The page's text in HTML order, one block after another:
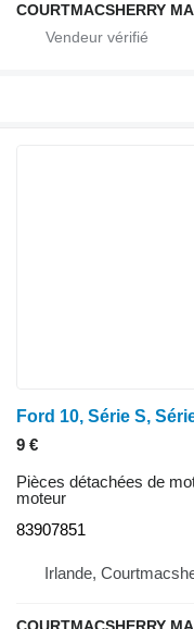
COURTMACSHERRY
9 €
Pièces détachées de
moteur
83907851
Irlande,